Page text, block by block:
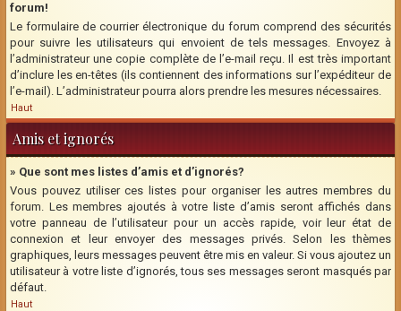
forum!
Le formulaire de courrier électronique du forum comprend des sécurités
pour suivre les utilisateurs qui envoient de tels messages. Envoyez à
l’administrateur une copie complète de l’e-mail reçu. Il est très important
d’inclure les en-têtes (ils contiennent des informations sur l’expéditeur de
l’e-mail). L’administrateur pourra alors prendre les mesures nécessaires.
Haut
Amis et ignorés
» Que sont mes listes d’amis et d’ignorés?
Vous pouvez utiliser ces listes pour organiser les autres membres du
forum. Les membres ajoutés à votre liste d’amis seront affichés dans
votre panneau de l’utilisateur pour un accès rapide, voir leur état de
connexion et leur envoyer des messages privés. Selon les thèmes
graphiques, leurs messages peuvent être mis en valeur. Si vous ajoutez un
utilisateur à votre liste d’ignorés, tous ses messages seront masqués par
défaut.
Haut